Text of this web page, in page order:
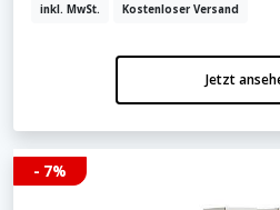
inkl. MwSt. Kostenloser Versand
Jetzt
- 7%